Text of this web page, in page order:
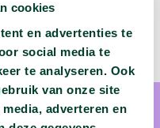
cookies
en advertenties te
social media te
te analyseren. Ook
van onze site
adverteren en